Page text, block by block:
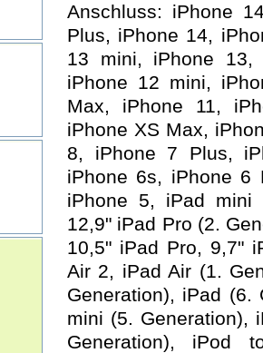
Anschluss: iPhone
Plus, iPhone 14,
13 mini, iPhone
iPhone 12 mini,
Max, iPhone 11,
iPhone XS Max,
8, iPhone 7 Plus,
iPhone 6s, iPhone 6
iPhone 5, iPad mini
12,9" iPad Pro (2.
10,5" iPad Pro, 9,7"
Air 2, iPad Air (1.
Generation), iPad (6.
mini (5. Generation),
Generation), iPod